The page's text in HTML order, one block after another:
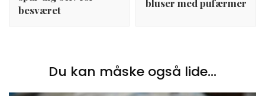
besværet
bluser med pufærmer
Du kan måske også lide...